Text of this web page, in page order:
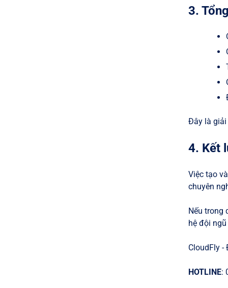
3.
Đây là giải
4. Kết
Việc tạo
chuyên
Nếu trong
hệ đội
CloudFly
HOTLINE: